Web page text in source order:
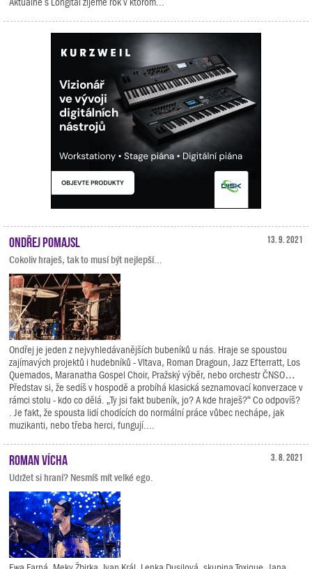
13. 9. 2021
Ondřej Pomajsl
Cokoliv hraješ, tak to musí být nejlepší...
Ondřej je jeden z nejvyhledávanějších bubeníků u nás. Hraje se spoustou
zajímavých projektů i hudebníků - Vltava, Roman Dragoun, Jazz Efterratt, Los
Quemados, Maranatha Gospel Choir, Pražský výběr, nebo orchestr ČNSO…
Představ si, že sedíš v hospodě a probíhá klasická seznamovací konverzace v
rámci stolu - kdo co dělá. „Ty jsi fakt bubeník, jo? A kde hraješ?“ Co odpovíš?
. Je fakt, že spousta lidí chodících do normální práce vůbec nechápe, jak
muzikanti, nebo třeba herci, fungují....
3. 8. 2021
Roman Vícha
Udržet si hraní? Nesmíš mít velké ego.